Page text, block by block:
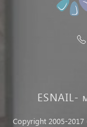
ESNAIL-
Copyright 2005-